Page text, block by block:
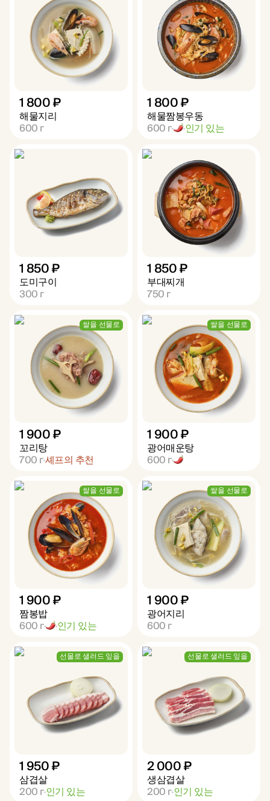
1 800 ₽
해물지리
600г
1 800 ₽
해물짬봉우동
600г 인기 있는
1 850 ₽
도미구이
300г
1 850 ₽
부대찌개
750г
쌀을 선물로
1 900 ₽
꼬리탕
700г셰프의 추천
쌀을 선물로
1 900 ₽
광어매운탕
600г
쌀을 선물로
1 900 ₽
짬봉밥
600г 인기 있는
쌀을 선물로
1 900 ₽
광어지리
600г
선물로 샐러드 잎을
1 950 ₽
삼겹살
200г인기 있는
선물로 샐러드 잎을
2 000 ₽
생삼겹살
200г인기 있는